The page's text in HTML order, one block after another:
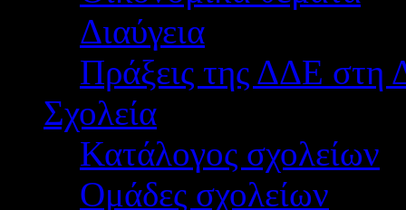
Διαύγεια
Πράξεις της ΔΔΕ στη
Σχολεία
Κατάλογος σχολείων
Ομάδες σχολείων